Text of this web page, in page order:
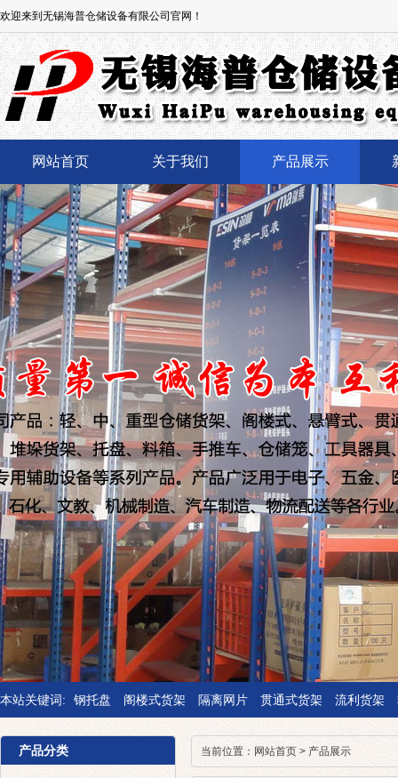
欢迎来到无锡海普仓储设备有限公司官网！
网站首页 关于我们 产品展示
本站关键词: 钢托盘 阁楼式货架 隔离网片 贯通式货架 流利货架
当前位置： 网站首页 > 产品展示
产品分类